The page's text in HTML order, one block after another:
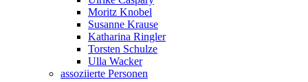
Moritz Knobel
Susanne Krause
Katharina Ringler
Torsten Schulze
Ulla Wacker
assoziierte Personen